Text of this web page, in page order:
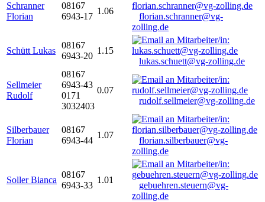
Schranner
Florian
08167
6943-17
1.06
florian.schranner@vg-
zolling.de
Schütt Lukas
08167
6943-20
1.15
lukas.schuett@vg-zolling.de
Sellmeier
Rudolf
08167
6943-43
0171
3032403
0.07
rudolf.sellmeier@vg-zolling.de
Silberbauer
Florian
08167
6943-44
1.07
florian.silberbauer@vg-
zolling.de
Soller Bianca
08167
6943-33
1.01
gebuehren.steuern@vg-
zolling.de